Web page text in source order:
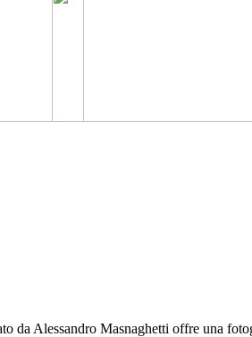
da Alessandro Masnaghetti offre una